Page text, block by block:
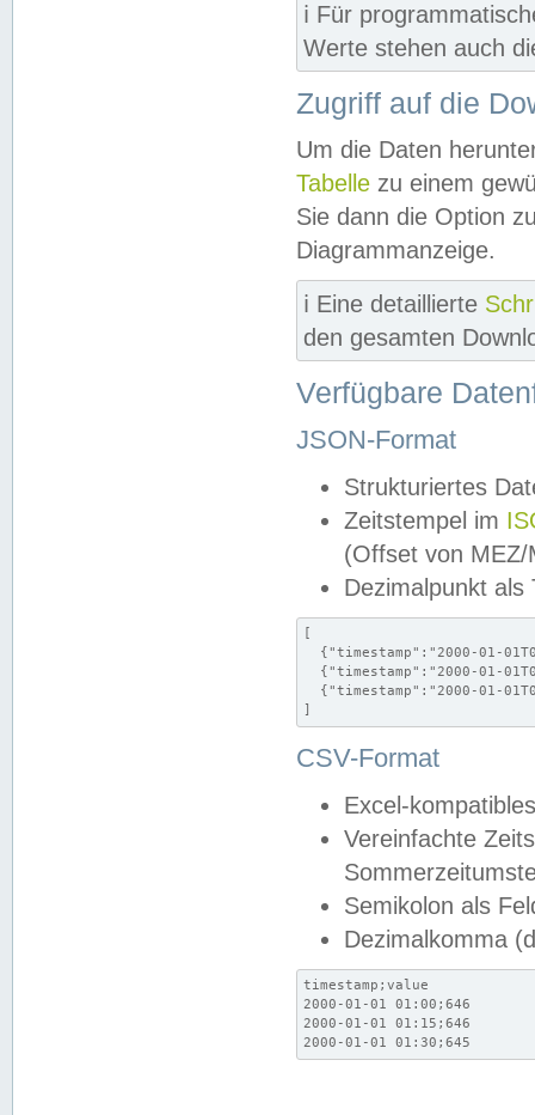
ℹ️ Für
Werte stehen auch
Zugriff auf die
Um die Daten
Tabelle zu einem
Sie dann die Option
Diagrammanzeige.
ℹ️ Eine detaillierte
den gesamten
Verfügbare
JSON-Format
Strukturiertes
Zeitstempel im
(Offset von MEZ/
Dezimalpunkt als
[
{"timestamp":"2000-01-
{"timestamp":"2000-01-
{"timestamp":"2000-01-
]
CSV-Format
Excel-
Vereinfachte
Semikolon als
Dezimalkomma
timestamp;value
2000-01-01 01:00;646
2000-01-01 01:15;646
2000-01-01 01:30;645